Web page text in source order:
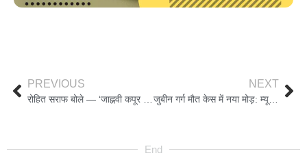
PREVIOUS NEXT
जुबीन गर्ग मौत केस में नया मोड़: म्यूज़िशियन शेखर ज्योति गोस्वामी गिरफ्तार, SIT की जांच जारी
End